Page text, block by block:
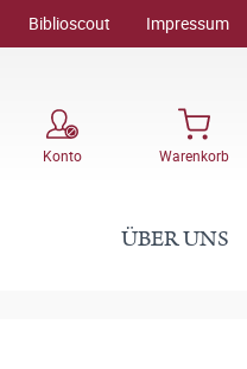
Biblioscout Impressum
Konto Warenkorb
ÜBER UNS